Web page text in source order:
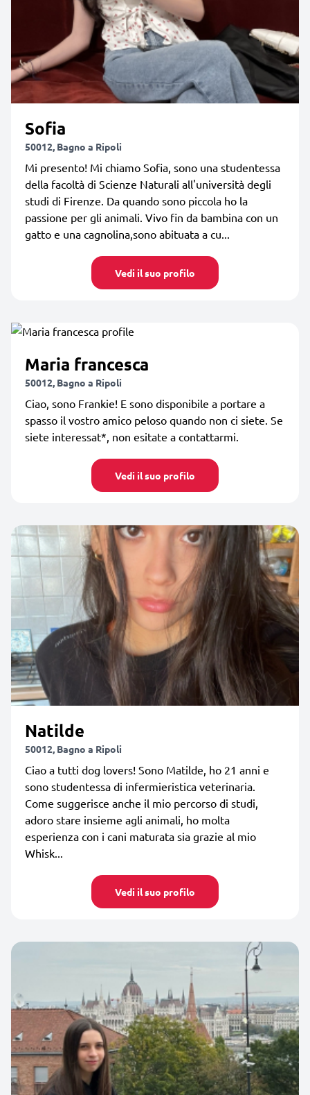
Sofia
50012, Bagno a Ripoli
Mi presento! Mi chiamo Sofia, sono una studentessa
della facoltà di Scienze Naturali all'università degli
studi di Firenze. Da quando sono piccola ho la
passione per gli animali. Vivo fin da bambina con un
gatto e una cagnolina,sono abituata a cu...
Vedi il suo profilo
Maria francesca
50012, Bagno a Ripoli
Ciao, sono Frankie! E sono disponibile a portare a
spasso il vostro amico peloso quando non ci siete. Se
siete interessat*, non esitate a contattarmi.
Vedi il suo profilo
Natilde
50012, Bagno a Ripoli
Ciao a tutti dog lovers! Sono Matilde, ho 21 anni e
sono studentessa di infermieristica veterinaria.
Come suggerisce anche il mio percorso di studi,
adoro stare insieme agli animali, ho molta
esperienza con i cani maturata sia grazie al mio
Whisk...
Vedi il suo profilo